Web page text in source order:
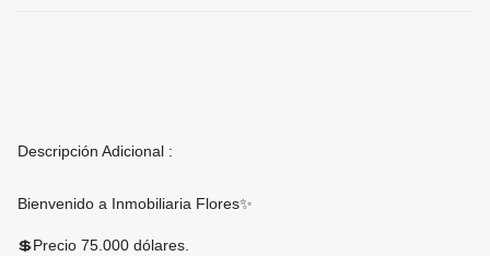
Descripción Adicional :
Bienvenido a Inmobiliaria Flores✨
💲Precio 75.000 dólares.